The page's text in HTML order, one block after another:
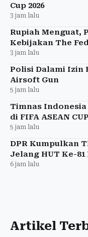
Cup 2026
3 jam lalu
Rupiah Menguat,
Kebijakan The Fed
3 jam lalu
Polisi Dalami Izin
Airsoft Gun
5 jam lalu
Timnas Indonesia
di FIFA ASEAN
5 jam lalu
DPR Kumpulkan
Jelang HUT Ke-81
6 jam lalu
Artikel